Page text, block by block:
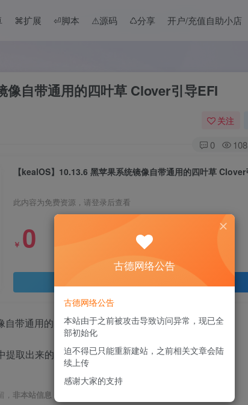
⌘扩展 ⏎脚本 ⚠︎源码 ♺分享 开户/充值自助小店
像自带通用的四叶草 Clover引导EFI
关注
0 108
此内容为免费资源，请登录后查看
￥ 0
提取出来的四叶草引导。
非本站信息
古德网络公告
古德网络公告
本站由于之前被攻击导致访问异常，现已全
部初始化
迫不得已只能重新建站，之前相关文章会陆
续上传
感谢大家的支持